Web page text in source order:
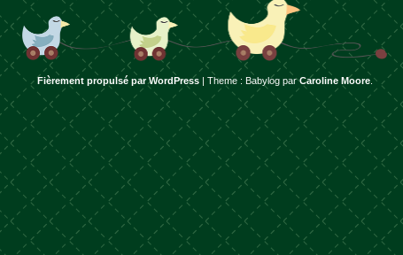
Fièrement propulsé par WordPress Theme : Babylog parCaroline Moore.